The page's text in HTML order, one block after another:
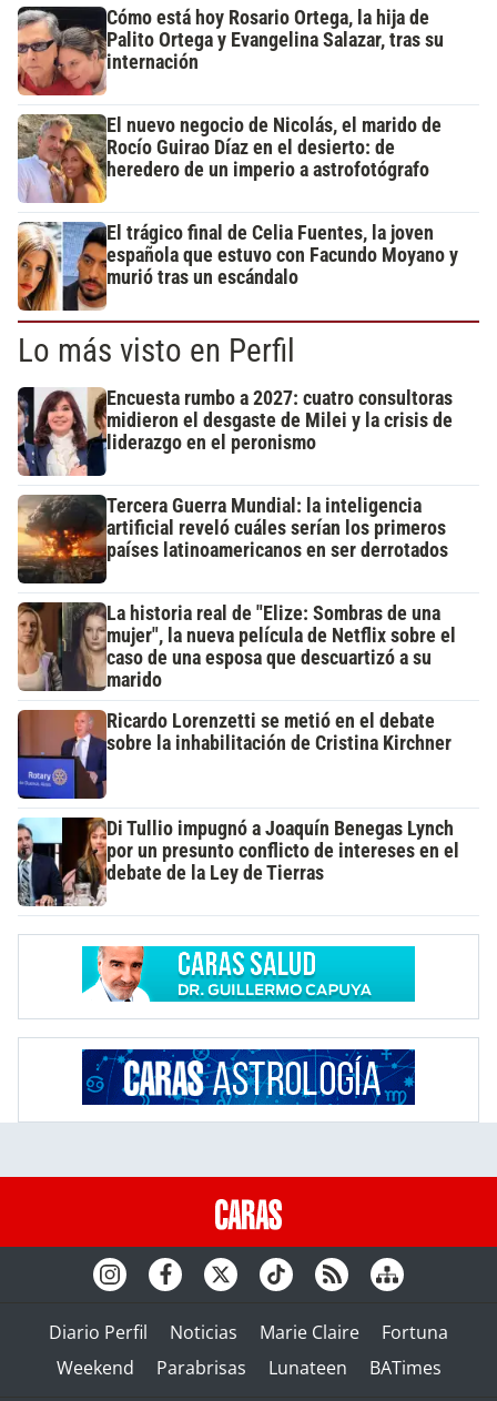
Cómo está hoy Rosario Ortega, la hija de
Palito Ortega y Evangelina Salazar, tras su
internación
El nuevo negocio de Nicolás, el marido de
Rocío Guirao Díaz en el desierto: de
heredero de un imperio a astrofotógrafo
El trágico final de Celia Fuentes, la joven
española que estuvo con Facundo Moyano y
murió tras un escándalo
Lo más visto en Perfil
Encuesta rumbo a 2027: cuatro consultoras
midieron el desgaste de Milei y la crisis de
liderazgo en el peronismo
Tercera Guerra Mundial: la inteligencia
artificial reveló cuáles serían los primeros
países latinoamericanos en ser derrotados
La historia real de "Elize: Sombras de una
mujer", la nueva película de Netflix sobre el
caso de una esposa que descuartizó a su
marido
Ricardo Lorenzetti se metió en el debate
sobre la inhabilitación de Cristina Kirchner
Di Tullio impugnó a Joaquín Benegas Lynch
por un presunto conflicto de intereses en el
debate de la Ley de Tierras
Diario Perfil Noticias Marie Claire
Fortuna
Weekend
Parabrisas Lunateen BATimes